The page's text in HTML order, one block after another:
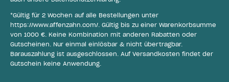
*Gültig für 2 Wochen auf alle Bestellungen unter
https://www.affenzahn.com/. Gültig bis zu einer Warenkorbsumme
von 1000 €. Keine Kombination mit anderen Rabatten oder
Gutscheinen. Nur einmal einlösbar & nicht übertragbar.
Barauszahlung ist ausgeschlossen. Auf Versandkosten findet der
Gutschein keine Anwendung.